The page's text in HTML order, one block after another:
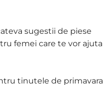
sugestii de piese
femei care te vor ajuta